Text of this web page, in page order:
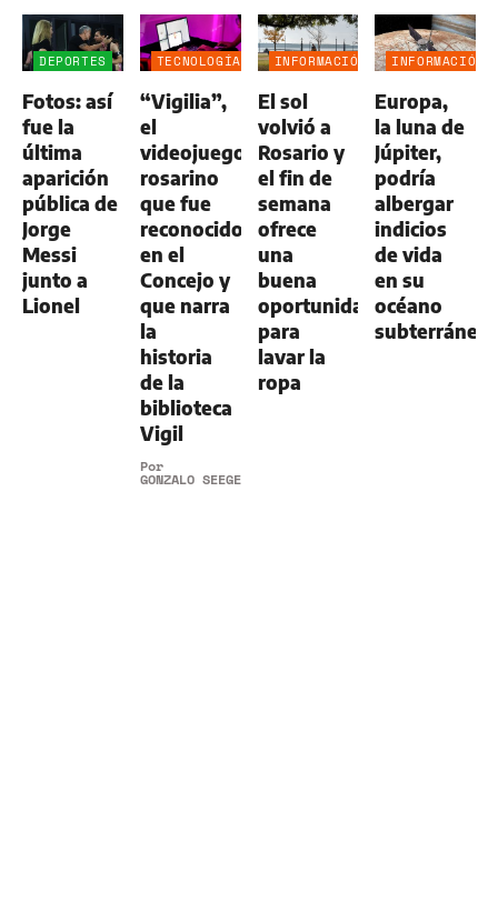
DEPORTES
Fotos: así
fue la
última
aparición
pública de
Jorge
Messi
junto a
Lionel
TECNOLOGÍA
“Vigilia”,
el
videojuego
rosarino
que fue
reconocido
en el
Concejo y
que narra
la
historia
de la
biblioteca
Vigil
Por
GONZALO SEEGER
INFORMACIÓN
El sol
volvió a
Rosario y
el fin de
semana
ofrece
una
buena
oportunidad
para
lavar la
ropa
INFORMACIÓN
Europa,
la luna de
Júpiter,
podría
albergar
indicios
de vida
en su
océano
subterráneo